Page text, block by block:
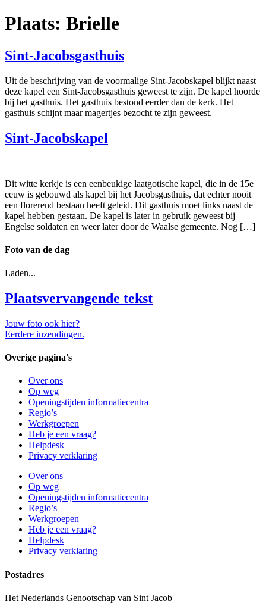
Plaats: Brielle
Sint-Jacobsgasthuis
Uit de beschrijving van de voormalige Sint-Jacobskapel blijkt naast
deze kapel een Sint-Jacobsgasthuis geweest te zijn. De kapel hoorde
bij het gasthuis. Het gasthuis bestond eerder dan de kerk. Het
gasthuis schijnt maar magertjes bezocht te zijn geweest.
Sint-Jacobskapel
Dit witte kerkje is een eenbeukige laatgotische kapel, die in de 15e
eeuw is gebouwd als kapel bij het Jacobsgasthuis, dat echter nooit
een florerend bestaan heeft geleid. Dit gasthuis moet links naast de
kapel hebben gestaan. De kapel is later in gebruik geweest bij
Engelse soldaten en weer later door de Waalse gemeente. Nog […]
Foto van de dag
Laden...
Plaatsvervangende tekst
Jouw foto ook hier?
Eerdere inzendingen.
Overige pagina's
Over ons
Op weg
Openingstijden informatiecentra
Regio’s
Werkgroepen
Heb je een vraag?
Helpdesk
Privacy verklaring
Over ons
Op weg
Openingstijden informatiecentra
Regio’s
Werkgroepen
Heb je een vraag?
Helpdesk
Privacy verklaring
Postadres
Het Nederlands Genootschap van Sint Jacob